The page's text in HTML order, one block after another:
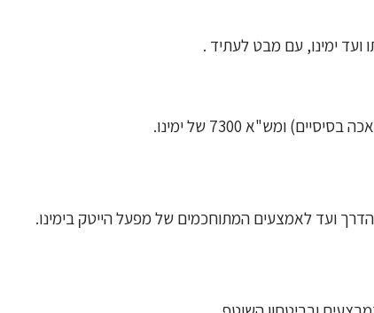
ועד ימינו, עם מבט לעתיד .
ומש"א 7300 של ימינו.
ועד לאמצעים המתוחכמים של מפעל הייטק בימינו.